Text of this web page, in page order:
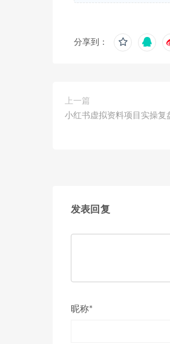
分享到：
上一篇
小红书虚拟资料项目实操复
发表回复
昵称*